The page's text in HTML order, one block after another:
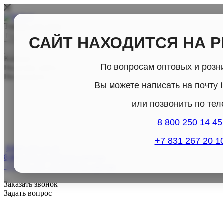
САЙТ НАХОДИТСЯ НА
По вопросам оптовых и
Вы можете написать на почту
или позвонить по
8 800 250 14 45
+7 831 267 20
Товары для дома
Каталог
По всему сайту
По каталогу
8 800-250-14-45
+7 (831) 267- 20-10
Заказать звонок
Задать вопрос